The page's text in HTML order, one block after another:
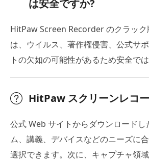
は安全ですか?
HitPaw Screen Recorder のクラック
は、ウイルス、著作権侵害、公式サ
トの欠如の可能性があるため安全では
HitPaw スクリーンレコ
公式 Web サイトからダウンロードし
ム、講義、デバイスなどのニーズに
選択できます。次に、キャプチャ領